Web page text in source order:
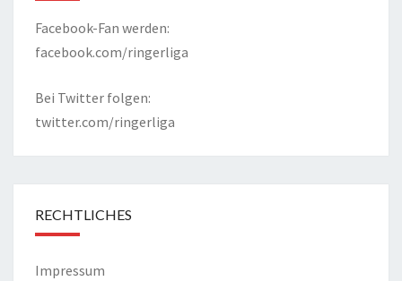
Facebook-Fan werden:
facebook.com/ringerliga
Bei Twitter folgen:
twitter.com/ringerliga
RECHTLICHES
Impressum